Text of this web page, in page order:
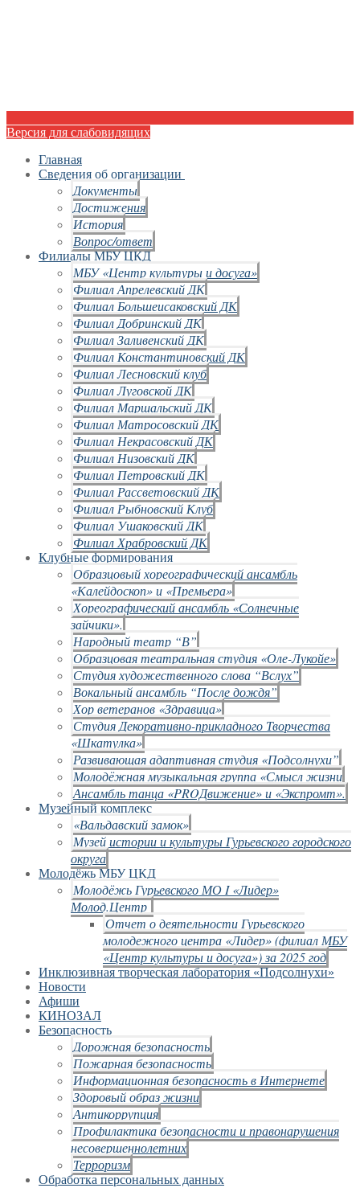
Версия для слабовидящих
Главная
Сведения об организации
Документы
Достижения
История
Вопрос/ответ
Филиалы МБУ ЦКД
МБУ «Центр культуры и досуга»
Филиал Апрелевский ДК
Филиал Большеисаковский ДК
Филиал Добринский ДК
Филиал Заливенский ДК
Филиал Константиновский ДК
Филиал Лесновский клуб
Филиал Луговской ДК
Филиал Маршальский ДК
Филиал Матросовский ДК
Филиал Некрасовский ДК
Филиал Низовский ДК
Филиал Петровский ДК
Филиал Рассветовский ДК
Филиал Рыбновский Клуб
Филиал Ушаковский ДК
Филиал Храбровский ДК
Клубные формирования
Образцовый хореографический ансамбль
«Калейдоскоп» и «Премьера»
Хореографический ансамбль «Солнечные
зайчики».
Народный театр “В”
Образцовая театральная студия «Оле-Лукойе»
Студия художественного слова “Вслух”
Вокальный ансамбль “После дождя”
Хор ветеранов «Здравица»
Студия Декоративно-прикладного Творчества
«Шкатулка»
Развивающая адаптивная студия «Подсолнухи”
Молодёжная музыкальная группа «Смысл жизни
Ансамбль танца «PROДвижение» и «Экспромт».
Музейный комплекс
«Вальдавский замок»
Музей истории и культуры Гурьевского городского
округа
Молодёжь МБУ ЦКД
Молодёжь Гурьевского МО I «Лидер»
Молод.Центр
Отчет о деятельности Гурьевского
молодежного центра «Лидер» (филиал МБУ
«Центр культуры и досуга») за 2025 год
Инклюзивная творческая лаборатория «Подсолнухи»
Новости
Афиши
КИНОЗАЛ
Безопасность
Дорожная безопасность
Пожарная безопасность
Информационная безопасность в Интернете
Здоровый образ жизни
Антикоррупция
Профилактика безопасности и правонарушения
несовершеннолетних
Терроризм
Обработка персональных данных